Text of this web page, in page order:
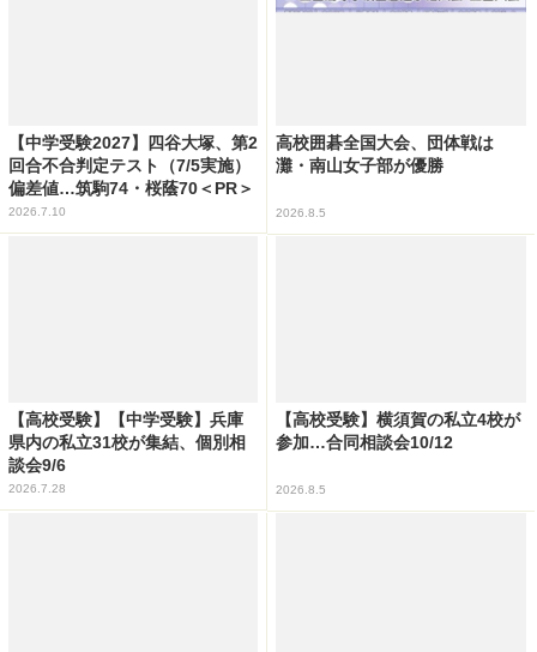
【中学受験2027】四谷大塚、第2
回合不合判定テスト（7/5実施）
偏差値…筑駒74・桜蔭70＜PR＞
2026.7.10
高校囲碁全国大会、団体戦は
灘・南山女子部が優勝
2026.8.5
【高校受験】【中学受験】兵庫
県内の私立31校が集結、個別相
談会9/6
2026.7.28
【高校受験】横須賀の私立4校が
参加…合同相談会10/12
2026.8.5